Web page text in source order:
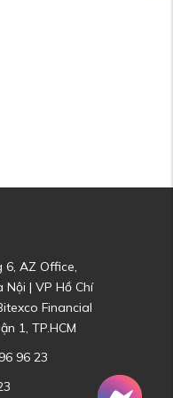
6, AZ Office,
Nội | VP Hồ Chí
Financial
1, TP.HCM
96 23